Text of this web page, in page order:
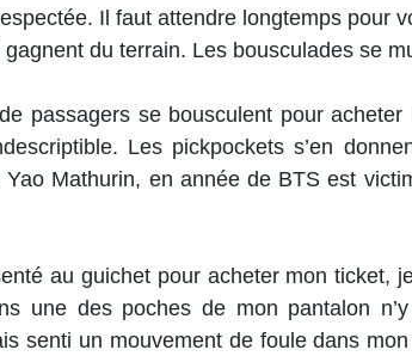
Il faut attendre longtemps pour
du terrain. Les bousculades se
passagers se bousculent pour acheter
Les pickpockets s’en
Mathurin, en année de BTS est
au guichet pour acheter mon ticket,
une des poches de mon pantalon
senti un mouvement de foule dans